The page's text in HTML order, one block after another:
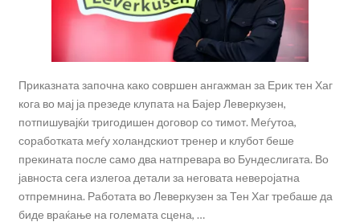
Приказната започна како совршен ангажман за Ерик тен Хаг
кога во мај ја презеде клупата на Бајер Леверкузен,
потпишувајќи тригодишен договор со тимот. Меѓутоа,
соработката меѓу холандскиот тренер и клубот беше
прекината после само два натпревара во Бундеслигата. Во
јавноста сега излегоа детали за неговата неверојатна
отпремнина. Работата во Леверкузен за Тен Хаг требаше да
биде враќање на големата сцена, …